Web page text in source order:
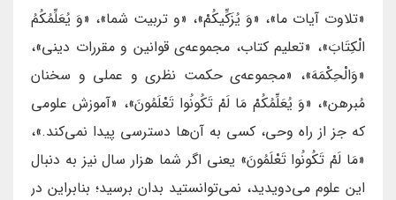
«تلاوت آیات ما»، «وَ يُزَكِّيكُمْ»، «و تربیت شما»، «وَ يُعَلِّمُكُمُ
الْكِتَابَ»، «تعلیم کتاب، مجموعه‌ی قوانین و مقررات دینی»،
«وَالْحِكْمَهَ»، «مجموعه‌ی حکمت نظری و عملی و سخنان
مُبرهن»، «وَ يُعَلِّمُكُمْ مَا لَمْ تَكُونُوا تَعْلَمُونَ»، «آموزش علومی
که جز از راه وحی، کسی به آن‌ها دسترسی پیدا نمی‌کند.»،
«مَا لَمْ تَكُونُوا تَعْلَمُونَ» یعنی اگر شما هزار سال نیز به دنبال
این علوم می‌دویدید، نمی‌توانستید بدان برسید؛ بنابراین در